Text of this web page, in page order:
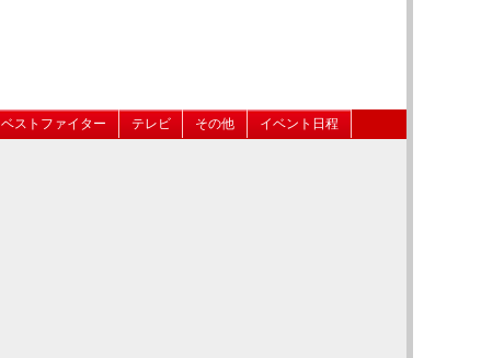
ベストファイター テレビ その他 イベント日程